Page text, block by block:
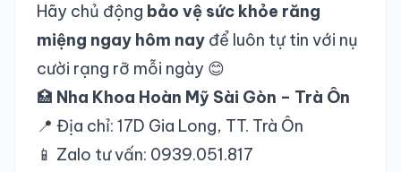
Hãy chủ động bảo vệ sức khỏe răng
miệng ngay hôm nay để luôn tự tin với nụ
cười rạng rỡ mỗi ngày 😊
🏥 Nha Khoa Hoàn Mỹ Sài Gòn – Trà Ôn
📍 Địa chỉ: 17D Gia Long, TT. Trà Ôn
📱 Zalo tư vấn: 0939.051.817